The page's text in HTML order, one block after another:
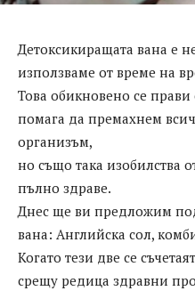
Детоксикиращата вана е
използваме от време на
Това обикновено се прави
помага да премахнем
организъм,
но също така изобилства
пълно здраве.
Днес ще ви предложим
вана: Английска сол,
Когато тези две се
срещу редица здравни